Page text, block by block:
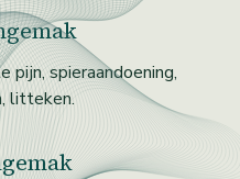
pijn, spieraandoening,
litteken.